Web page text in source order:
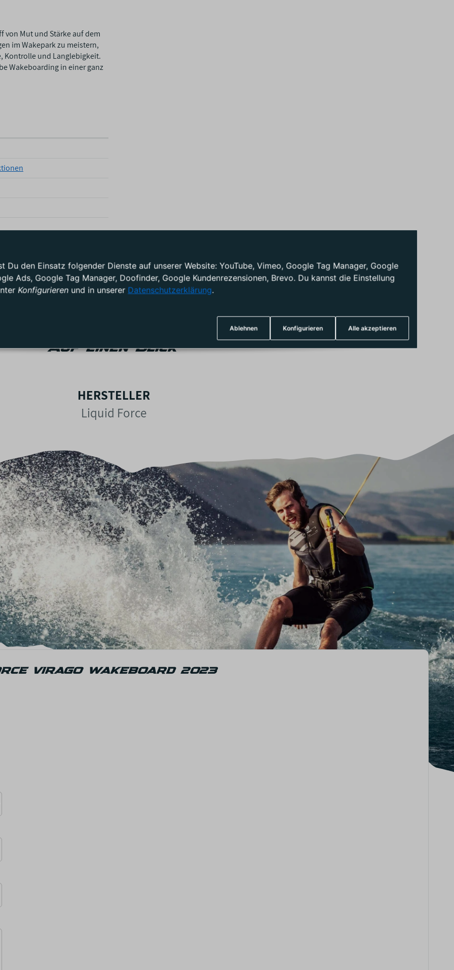
von Mut und Stärke auf dem
im Wakepark zu meistern,
Kontrolle und Langlebigkeit.
Wakeboarding in einer ganz
Auf einen Blick
HERSTELLER
Liquid Force
VIRAGO WAKEBOARD 2023
Du den Einsatz folgender Dienste auf unserer Website: YouTube, Vimeo, Google Tag Manager, Google
Ads, Google Tag Manager, Doofinder, Google Kundenrezensionen, Brevo. Du kannst die Einstellung
Konfigurieren und in unserer Datenschutzerklärung.
Alle akzeptieren
Konfigurieren
Ablehnen